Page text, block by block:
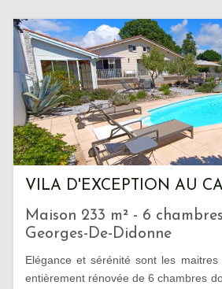
VILA D'EXCEPTION AU
Maison 233 m² - 6
Georges-De-Didonne
Elégance et sérénité sont les
entièrement rénovée de 6 chambres